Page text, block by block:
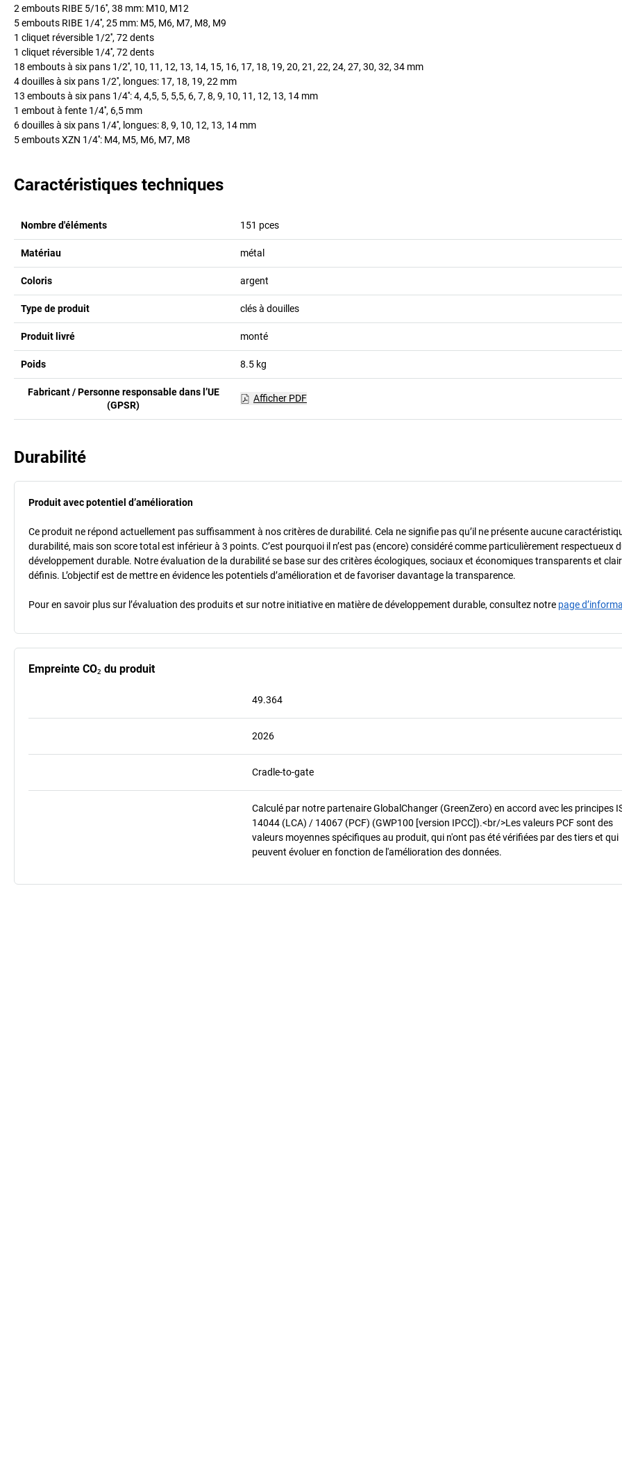
2 embouts RIBE 5/16'', 38 mm: M10, M12
5 embouts RIBE 1/4'', 25 mm: M5, M6, M7, M8, M9
1 cliquet réversible 1/2'', 72 dents
1 cliquet réversible 1/4'', 72 dents
18 embouts à six pans 1/2'', 10, 11, 12, 13, 14, 15, 16, 17, 18, 19, 20, 21, 22, 24, 27, 30, 32, 34 mm
4 douilles à six pans 1/2'', longues: 17, 18, 19, 22 mm
13 embouts à six pans 1/4'': 4, 4,5, 5, 5,5, 6, 7, 8, 9, 10, 11, 12, 13, 14 mm
1 embout à fente 1/4'', 6,5 mm
6 douilles à six pans 1/4'', longues: 8, 9, 10, 12, 13, 14 mm
5 embouts XZN 1/4'': M4, M5, M6, M7, M8
Caractéristiques techniques
Nombre d'éléments 151 pces
Matériau métal
Coloris argent
Type de produit clés à douilles
Produit livré monté
Poids 8.5 kg
Fabricant / Personne responsable dans l’UE
(GPSR)
Afficher PDF
Durabilité
Produit avec potentiel d’amélioration
Ce produit ne répond actuellement pas suffisamment à nos critères de durabilité. Cela ne signifie pas qu’il ne présente aucune
durabilité, mais son score total est inférieur à 3 points. C’est pourquoi il n’est pas (encore) considéré comme particulièrement respectueux
développement durable. Notre évaluation de la durabilité se base sur des critères écologiques, sociaux et économiques transparents et
définis. L’objectif est de mettre en évidence les potentiels d’amélioration et de favoriser davantage la transparence.
Pour en savoir plus sur l’évaluation des produits et sur notre initiative en matière de développement durable, consultez notre page
Empreinte CO₂ du produit
49.364
2026
Cradle-to-gate
Calculé par notre partenaire GlobalChanger (GreenZero) en accord avec les principes
14044 (LCA) / 14067 (PCF) (GWP100 [version IPCC]).<br/>Les valeurs PCF sont des
valeurs moyennes spécifiques au produit, qui n'ont pas été vérifiées par des tiers et qui
peuvent évoluer en fonction de l'amélioration des données.